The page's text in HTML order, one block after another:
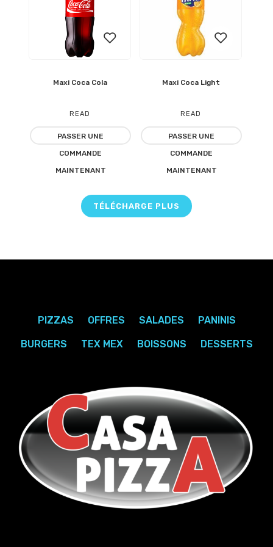
Ajouter
liste
d’envies
Maxi Coca Cola
READ
MORE
PASSER UNE
COMMANDE
MAINTENANT
Ajouter
liste
d’envies
Maxi Coca Light
READ
MORE
PASSER UNE
COMMANDE
MAINTENANT
TÉLÉCHARGE PLUS
PIZZAS OFFRES SALADES PANINIS
BURGERS TEX MEX BOISSONS DESSERTS